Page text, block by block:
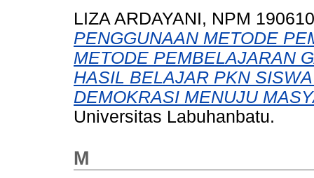
LIZA ARDAYANI, NPM
PENGGUNAAN METODE
METODE PEMBELAJARAN
HASIL BELAJAR PKN
DEMOKRASI MENUJU
Universitas Labuhanbatu.
M